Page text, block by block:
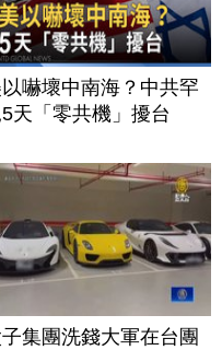
嚇壞中南海？中共罕
5天「零共機」擾台
集團洗錢大軍在台團